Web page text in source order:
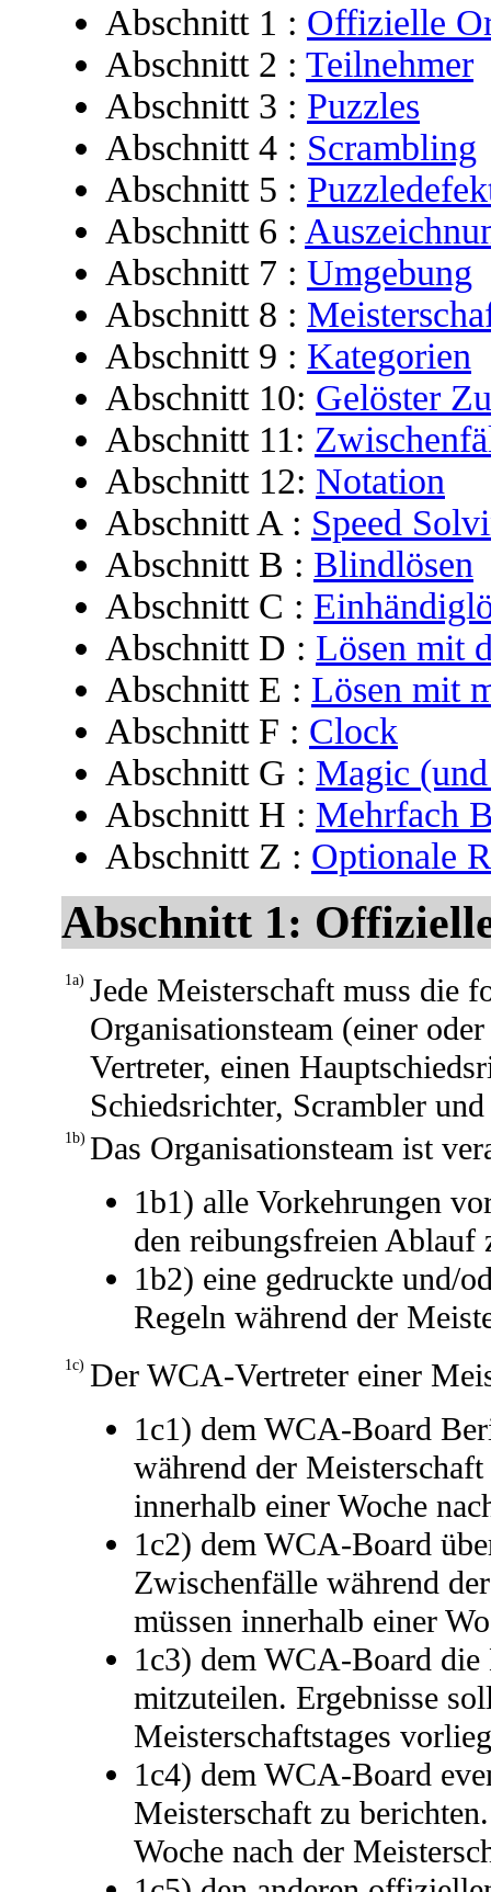
Abschnitt 1 : Offizielle
Abschnitt 2 : Teilnehmer
Abschnitt 3 : Puzzles
Abschnitt 4 : Scrambling
Abschnitt 5 :
Abschnitt 6 :
Abschnitt 7 : Umgebung
Abschnitt 8 :
Abschnitt 9 : Kategorien
Abschnitt 10: Gelöster
Abschnitt 11:
Abschnitt 12: Notation
Abschnitt A : Speed
Abschnitt B : Blindlösen
Abschnitt C :
Abschnitt D : Lösen mit
Abschnitt E : Lösen mit
Abschnitt F : Clock
Abschnitt G : Magic
Abschnitt H : Mehrfach
Abschnitt Z : Optionale
Abschnitt 1:
1a) Jede Meisterschaft muss die
Organisationsteam (einer
Vertreter, einen
Schiedsrichter, Scrambler
1b) Das Organisationsteam ist
1b1) alle Vorkehrungen
den reibungsfreien Ablauf
1b2) eine gedruckte und/
Regeln während der
1c) Der WCA-Vertreter einer
1c1) dem WCA-Board
während der
innerhalb einer Woche
1c2) dem WCA-Board
Zwischenfälle während
müssen innerhalb einer
1c3) dem WCA-Board die
mitzuteilen. Ergebnisse
Meisterschaftstages
1c4) dem WCA-Board
Meisterschaft zu
Woche nach der